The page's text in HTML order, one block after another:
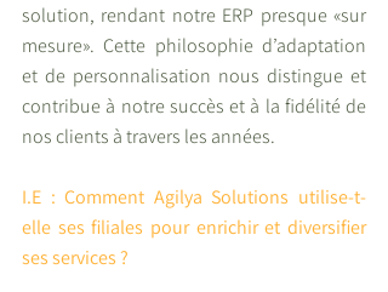
solution, rendant notre ERP presque «sur
mesure». Cette philosophie d’adaptation
et de personnalisation nous distingue et
contribue à notre succès et à la fidélité de
nos clients à travers les années.
I.E : Comment Agilya Solutions utilise-t-
elle ses filiales pour enrichir et diversifier
ses services ?